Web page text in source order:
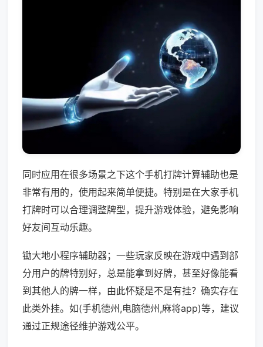
同时应用在很多场景之下这个手机打牌计算辅助也是
非常有用的，使用起来简单便捷。特别是在大家手机
打牌时可以合理调整牌型，提升游戏体验，避免影响
好友间互动乐趣。
锄大地小程序辅助器；一些玩家反映在游戏中遇到部
分用户的牌特别好，总是能拿到好牌，甚至好像能看
到其他人的牌一样，由此怀疑是不是有挂？确实存在
此类外挂。如(手机德州,电脑德州,麻将app)等，建议
通过正规途径维护游戏公平。